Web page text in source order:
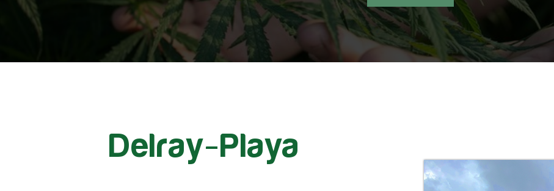
Delray-Playa